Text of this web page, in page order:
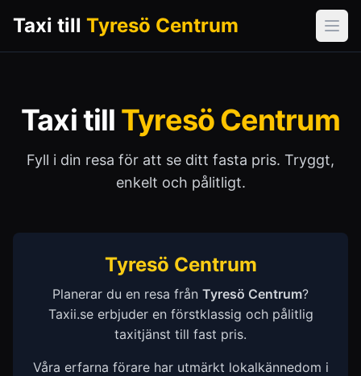
Taxi till Tyresö Centrum
Taxi till Tyresö Centrum
Fyll i din resa för att se ditt fasta pris. Tryggt,
enkelt och pålitligt.
Tyresö Centrum
Planerar du en resa från Tyresö Centrum?
Taxii.se erbjuder en förstklassig och pålitlig
taxitjänst till fast pris.
Våra erfarna förare har utmärkt lokalkännedom i